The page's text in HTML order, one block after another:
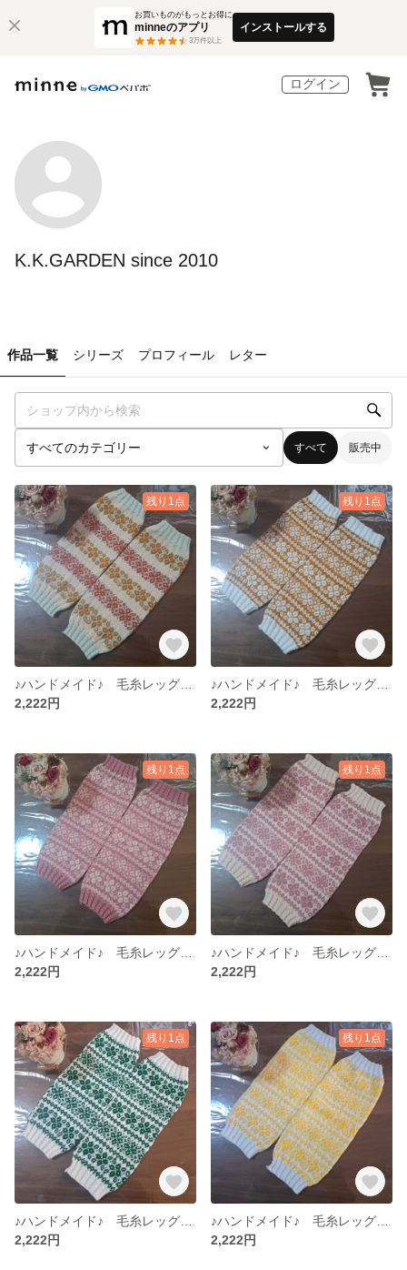
お買いものがもっとお得に
minneのアプリ
3万件以上
インストールする
ログイン
K.K.GARDEN since 2010
作品一覧 シリーズ プロフィール レター
すべて 販売中
残り1点
2,222円
残り1点
2,222円
残り1点
2,222円
残り1点
2,222円
残り1点
2,222円
残り1点
2,222円